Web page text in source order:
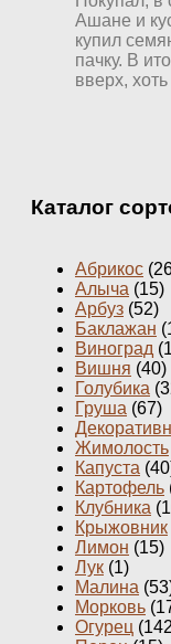
Ашане и
купил
пачку. В
вверх,
Каталог
Абрикос
Алыча (15)
Арбуз (52)
Баклажан
Виноград
Вишня (40)
Голубика
Груша (67)
Жимолость
Капуста
Картофель
Клубника
Крыжовник
Лимон (15)
Лук (1)
Малина
Морковь
Огурец